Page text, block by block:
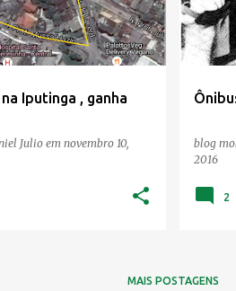
Iputinga , ganha
Julioem novembro 10,
blog
2016
2
MAIS POSTAGENS